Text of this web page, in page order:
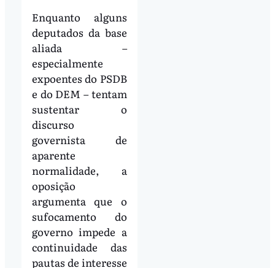
Enquanto alguns
deputados da base
aliada –
especialmente
expoentes do PSDB
e do DEM – tentam
sustentar o
discurso
governista de
aparente
normalidade, a
oposição
argumenta que o
sufocamento do
governo impede a
continuidade das
pautas de interesse